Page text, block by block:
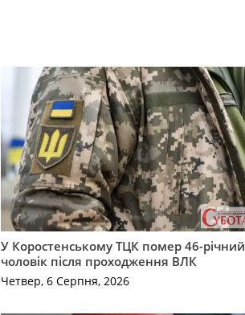
У Коростенському ТЦК помер 46-річний
чоловік після проходження ВЛК
Четвер, 6 Серпня, 2026